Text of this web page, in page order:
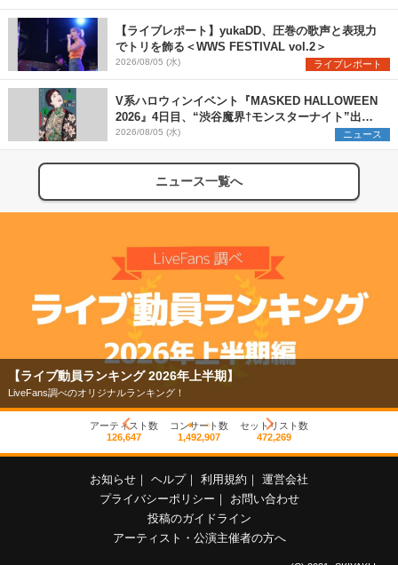
バンアーティストを一斉解禁
グルメ×ランタンナイトで彩る2日
間
【ライブレポート】yukaDD、圧巻の歌声と表現力
でトリを飾る＜WWS FESTIVAL vol.2＞
2026/08/05 (水) ライブレポート
V系ハロウィンイベント『MASKED HALLOWEEN
2026』4日目、“渋谷魔界†モンスターナイト”出演6
組を発表
2026/08/05 (水) ニュース
ニュース一覧へ
【ライブ動員ランキング 2026年上半期】
LiveFans調べのオリジナルランキング！
アーティスト数
126,647
コンサート数
1,492,907
セットリスト数
472,269
お知らせ ヘルプ 利用規約
運営会社
プライバシーポリシー
お問い合わせ
投稿のガイドライン
アーティスト・公演主催者の方へ